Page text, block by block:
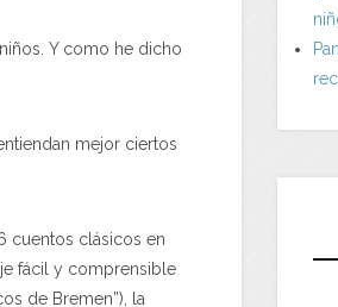
Y como he dicho
mejor ciertos
cuentos clásicos en
fácil y comprensible
de Bremen”), la